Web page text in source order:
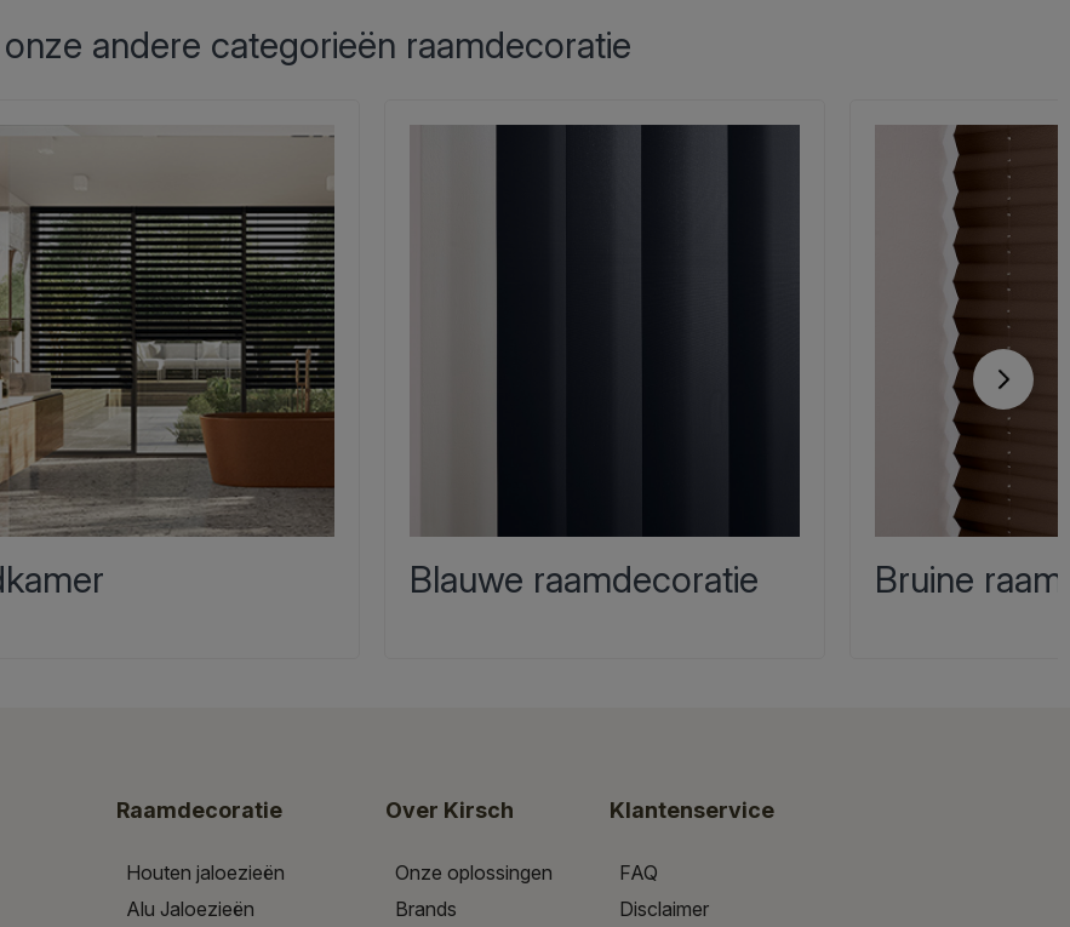
andere categorieën raamdecoratie
Blauwe raamdecoratie Bruine
Raamdecoratie
Houten jaloezieën
Alu Jaloezieën
Over Kirsch
Onze oplossingen
Brands
Klantenservice
FAQ
Disclaimer